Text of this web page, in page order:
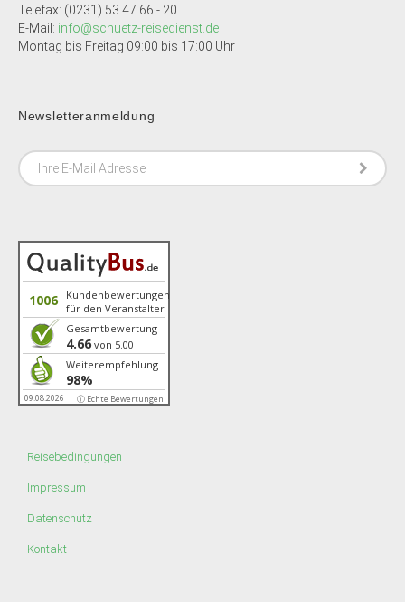
Telefax: (0231) 53 47 66 - 20
E-Mail: info@schuetz-reisedienst.de
Montag bis Freitag 09:00 bis 17:00 Uhr
Newsletteranmeldung
1006
Kundenbewertungen
für den Veranstalter
Gesamtbewertung
4.66 von 5.00
Weiterempfehlung
98%
09.08.2026 ⓘ Echte Bewertungen
Reisebedingungen
Impressum
Datenschutz
Kontakt